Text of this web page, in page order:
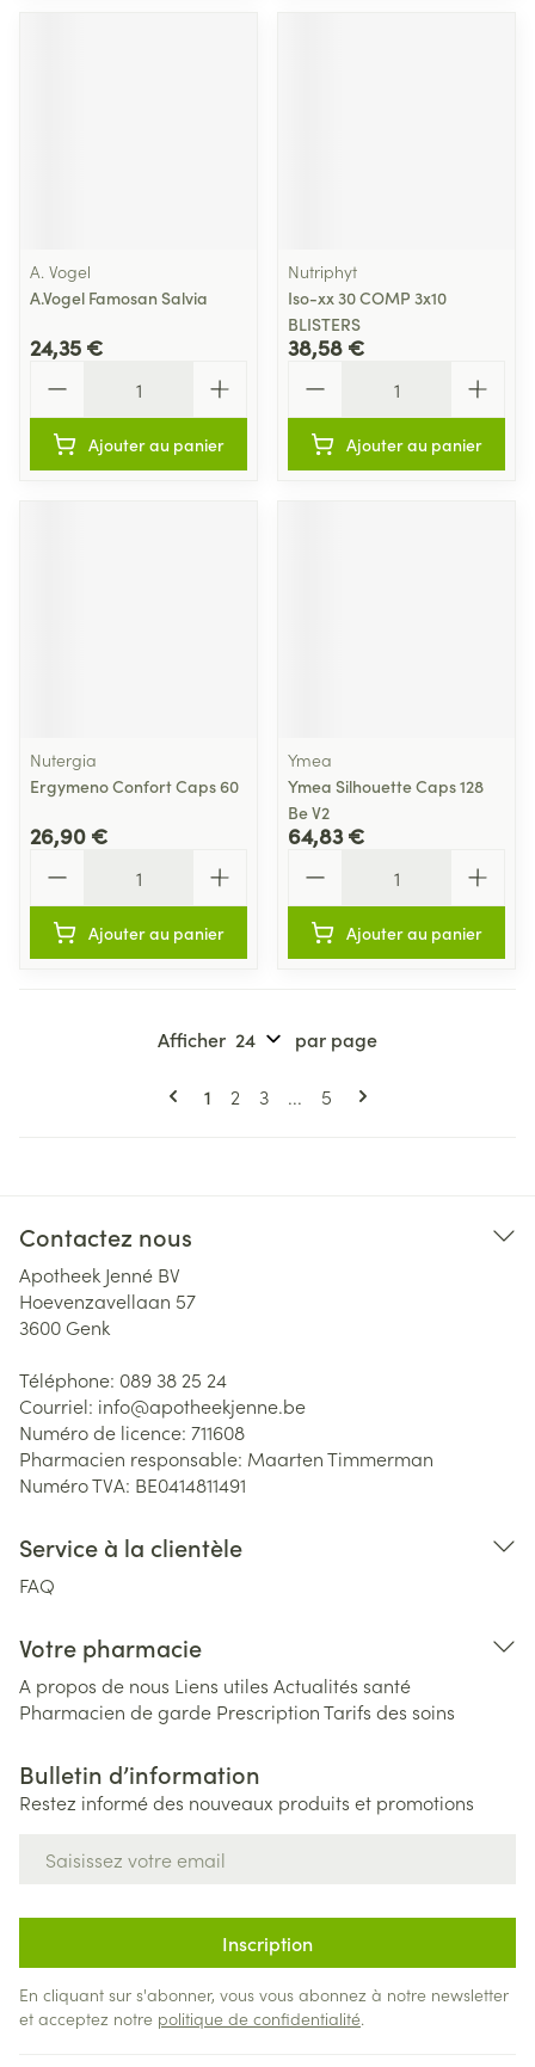
A. Vogel
A.Vogel Famosan Salvia
24,35 €
Ajouter au panier
Nutriphyt
Iso-xx 30 COMP 3x10
BLISTERS
38,58 €
Ajouter au panier
Nutergia
Ergymeno Confort Caps 60
26,90 €
Ajouter au panier
Ymea
Ymea Silhouette Caps 128
Be V2
64,83 €
Ajouter au panier
Pages
Vous lisez actuellement la page
1 Page
2 Page
3 ... Page
5
Afficher par page
Contactez nous
Apotheek Jenné BV
Hoevenzavellaan 57
3600 Genk
Téléphone: 089 38 25 24
Courriel: info@apotheekjenne.be
Numéro de licence: 711608
Pharmacien responsable: Maarten Timmerman
Numéro TVA: BE0414811491
Service à la clientèle
FAQ
Votre pharmacie
A propos de nous Liens utiles Actualités santé
Pharmacien de garde PrescriptionTarifs des soins
Bulletin d’information
Restez informé des nouveaux produits et promotions
Inscription
En cliquant sur s'abonner, vous vous abonnez à notre newsletter
et acceptez notre politique de confidentialité.